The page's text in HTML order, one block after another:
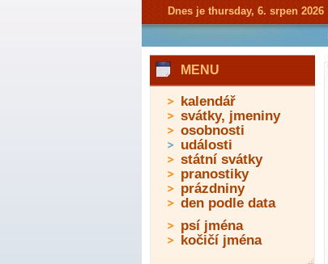
MENU
kalendář
svátky, jmeniny
osobnosti
události
státní svátky
pranostiky
prázdniny
den podle data
psí jména
kočičí jména
Dnes je thursday, 6. srpen 2026